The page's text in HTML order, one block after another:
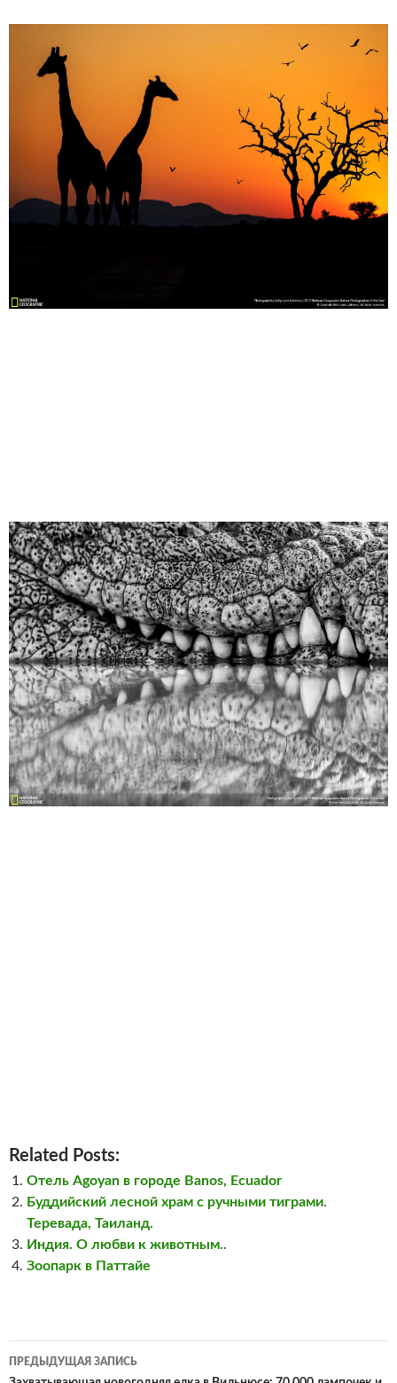
Related Posts:
Отель Agoyan в городе Banos, Ecuador
Буддийский лесной храм с ручными тиграми.
Теревада, Таиланд.
Индия. О любви к животным..
Зоопарк в Паттайе
Навигация
ПРЕДЫДУЩАЯ ЗАПИСЬ